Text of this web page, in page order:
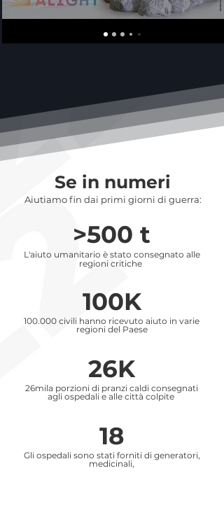
Se in numeri
Aiutiamo fin dai primi giorni di guerra:
>500 t
L'aiuto umanitario è stato consegnato alle
regioni critiche
100K
100.000 civili hanno ricevuto aiuto in varie
regioni del Paese
26K
26mila porzioni di pranzi caldi consegnati
agli ospedali e alle città colpite
18
Gli ospedali sono stati forniti di generatori,
medicinali,